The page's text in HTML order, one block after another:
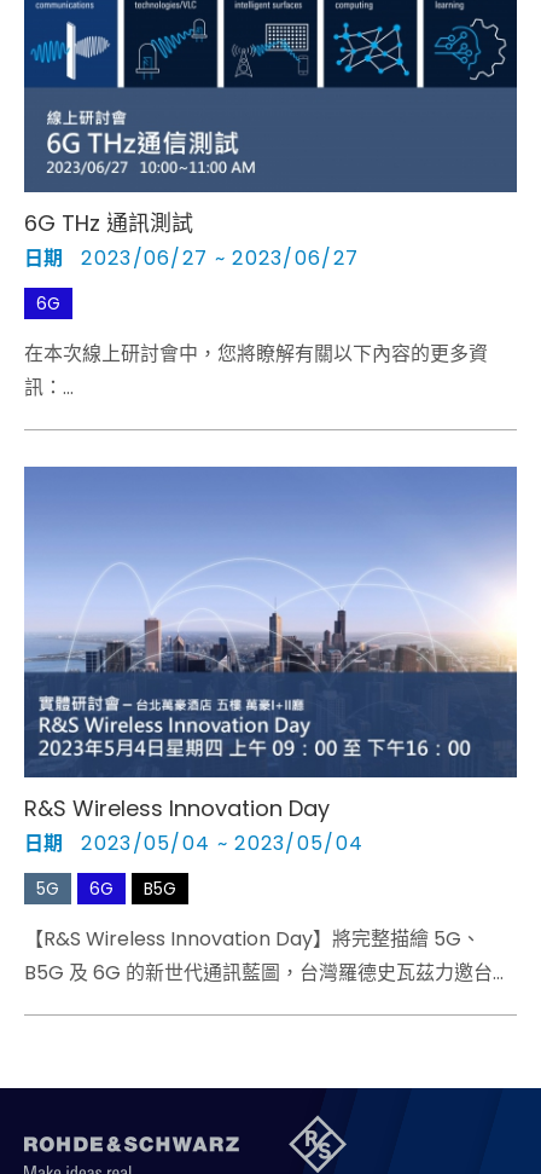
6G THz 通訊測試
日期 2023/06/27 ~ 2023/06/27
6G
在本次線上研討會中，您將瞭解有關以下內容的更多資
訊：
R&S Wireless Innovation Day​
日期 2023/05/04 ~ 2023/05/04
5G 6G B5G
【R&S Wireless Innovation Day】將完整描繪 5G、
B5G 及 6G 的新世代通訊藍圖，台灣羅德史瓦茲力邀台灣